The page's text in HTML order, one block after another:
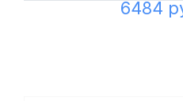
6484